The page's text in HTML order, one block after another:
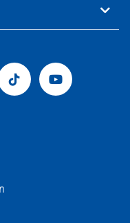
Tiktok Youtube